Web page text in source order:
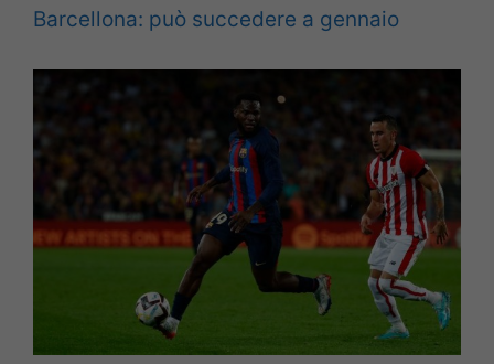
Barcellona: può succedere a gennaio